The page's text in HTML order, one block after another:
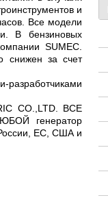
и
Все модели
В бензиновых
SUMEC.
снижен за счет
разработчиками
CO.,LTD. ВСЕ
генератор
ЕС, США и